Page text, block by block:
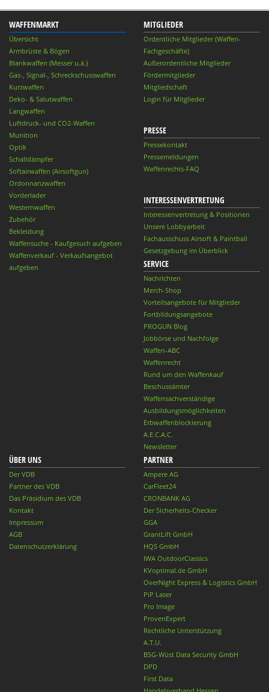
WAFFENMARKT
Übersicht
Armbrüste & Bögen
Blankwaffen (Messer u.ä.)
Gas-, Signal-, Schreckschusswaffen
Kurzwaffen
Deko- & Salutwaffen
Langwaffen
Luftdruck- und CO2-Waffen
Munition
Optik
Schalldämpfer
Softairwaffen (Airsoftgun)
Ordonnanzwaffen
Vorderlader
Westernwaffen
Zubehör
Bekleidung
Waffensuche - Kaufgesuch aufgeben
Waffenverkauf - Verkaufsangebot
aufgeben
MITGLIEDER
Ordentliche Mitglieder (Waffen-
Fachgeschäfte)
Außerordentliche Mitglieder
Fördermitglieder
Mitgliedschaft
Login für Mitglieder
PRESSE
Pressekontakt
Pressemeldungen
Waffenrechts-FAQ
INTERESSENVERTRETUNG
Interessenvertretung & Positionen
Unsere Lobbyarbeit
Fachausschuss Airsoft & Paintball
Gesetzgebung im Überblick
SERVICE
Nachrichten
Merch-Shop
Vorteilsangebote für Mitglieder
Fortbildungsangebote
PROGUN Blog
Jobbörse und Nachfolge
Waffen-ABC
Waffenrecht
Rund um den Waffenkauf
Beschussämter
Waffensachverständige
Ausbildungsmöglichkeiten
Erbwaffenblockierung
A.E.C.A.C.
Newsletter
ÜBER UNS
Der VDB
Partner des VDB
Das Präsidium des VDB
Kontakt
Impressum
AGB
Datenschutzerklärung
PARTNER
Ampere AG
CarFleet24
CRONBANK AG
Der Sicherheits-Checker
GGA
GrantLift GmbH
HQS GmbH
IWA OutdoorClassics
KVoptimal.de GmbH
OverNight Express & Logistics GmbH
PiP Laser
Pro Image
ProvenExpert
Rechtliche Unterstützung
A.T.U.
BSG-Wüst Data Security GmbH
DPD
First Data